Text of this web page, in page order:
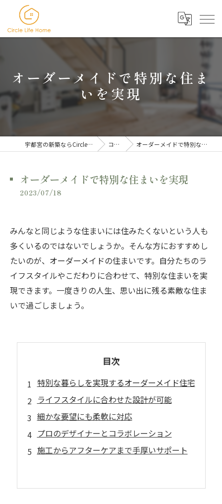
オーダーメイドで特別な住ま
いを実現
宇都宮の新築ならCircle Life Home コラム オーダーメイドで特別な住まいを実現
オーダーメイドで特別な住まいを実現
2023/07/18
みんなと同じような住まいには住みたくないという人も
多くいるのではないでしょうか。そんな方におすすめし
たいのが、オーダーメイドの住まいです。自分たちのラ
イフスタイルやこだわりに合わせて、特別な住まいを実
現できます。一度きりの人生、思い出に残る素敵な住ま
いで過ごしましょう。
目次
特別な暮らしを実現するオーダーメイド住宅
ライフスタイルに合わせた設計が可能
細かな要望にも柔軟に対応
プロのデザイナーとコラボレーション
施工からアフターケアまで手厚いサポート